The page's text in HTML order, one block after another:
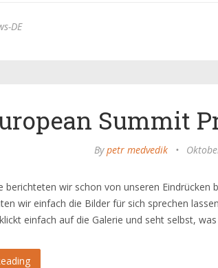
DE
Summit
Bypetr medvedik •
berichteten wir schon von unseren Eindrücken
wir einfach die Bilder für sich sprechen
einfach auf die Galerie und seht selbst,